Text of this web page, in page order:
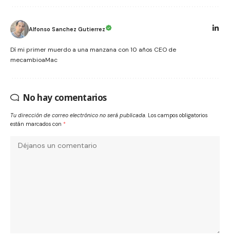
Alfonso Sanchez Gutierrez
Dí mi primer muerdo a una manzana con 10 años CEO de
mecambioaMac
No hay comentarios
Tu dirección de correo electrónico no será publicada. Los campos obligatorios
están marcados con *